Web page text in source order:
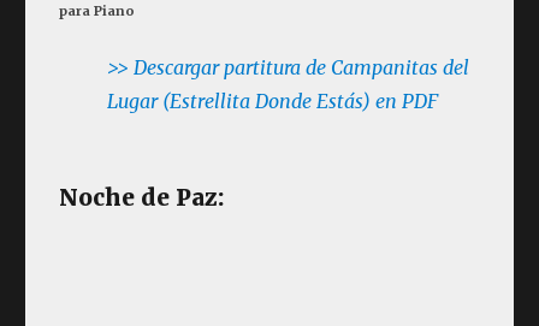
para Piano
>> Descargar partitura de Campanitas del
Lugar (Estrellita Donde Estás) en PDF
Noche de Paz: